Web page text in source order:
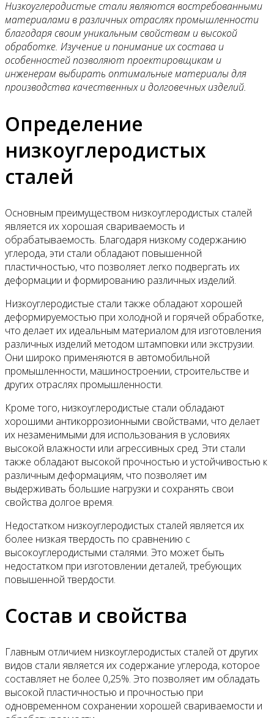
Низкоуглеродистые стали являются востребованными
материалами в различных отраслях промышленности
благодаря своим уникальным свойствам и высокой
обработке. Изучение и понимание их состава и
особенностей позволяют проектировщикам и
инженерам выбирать оптимальные материалы для
производства качественных и долговечных изделий.
Определение
низкоуглеродистых
сталей
Основным преимуществом низкоуглеродистых сталей
является их хорошая свариваемость и
обрабатываемость. Благодаря низкому содержанию
углерода, эти стали обладают повышенной
пластичностью, что позволяет легко подвергать их
деформации и формированию различных изделий.
Низкоуглеродистые стали также обладают хорошей
деформируемостью при холодной и горячей обработке,
что делает их идеальным материалом для изготовления
различных изделий методом штамповки или экструзии.
Они широко применяются в автомобильной
промышленности, машиностроении, строительстве и
других отраслях промышленности.
Кроме того, низкоуглеродистые стали обладают
хорошими антикоррозионными свойствами, что делает
их незаменимыми для использования в условиях
высокой влажности или агрессивных сред. Эти стали
также обладают высокой прочностью и устойчивостью к
различным деформациям, что позволяет им
выдерживать большие нагрузки и сохранять свои
свойства долгое время.
Недостатком низкоуглеродистых сталей является их
более низкая твердость по сравнению с
высокоуглеродистыми сталями. Это может быть
недостатком при изготовлении деталей, требующих
повышенной твердости.
Состав и свойства
Главным отличием низкоуглеродистых сталей от других
видов стали является их содержание углерода, которое
составляет не более 0,25%. Это позволяет им обладать
высокой пластичностью и прочностью при
одновременном сохранении хорошей свариваемости и